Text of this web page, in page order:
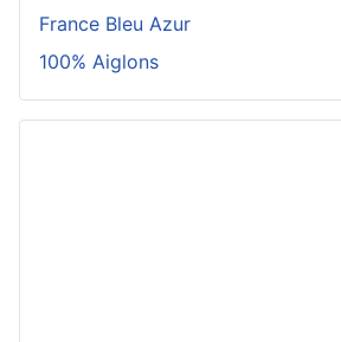
France Bleu Azur
100% Aiglons